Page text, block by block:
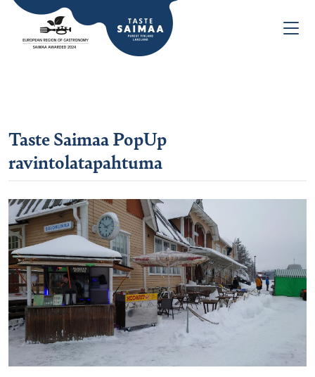
Taste Saimaa PopUp
ravintolatapahtuma